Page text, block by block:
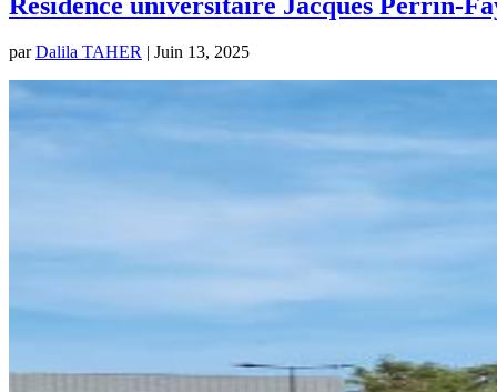
parDalila TAHER | Juin 13, 2025